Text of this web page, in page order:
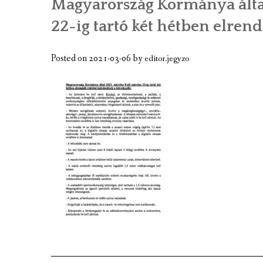
A TELEPÜLÉS BEMUTATÁSA
GAZDASÁGI ÉLET
A TELEPÜLÉS CÍMERE
KÉPGALÉRIA
VIDEÓK
MEZÕTÁRKÁNY TÉRKÉPE
TÉRKÉPCENTRUM
GOOGLE TÉRKÉP
KULTURÁLIS EMLÉKEK,
Magyarország Kormánya
22-ig tartó két hétben
Posted on2021-03-06byeditor.jegyzo